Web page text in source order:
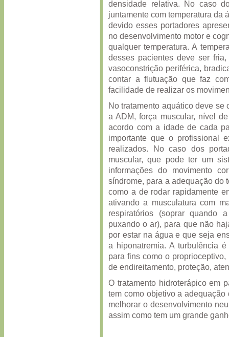
densidade relativa. No caso
juntamente com temperatura da
devido esses portadores
no desenvolvimento motor e
qualquer temperatura. A
desses pacientes deve ser
vasoconstrição periférica,
contar a flutuação que faz
facilidade de realizar os
No tratamento aquático deve
a ADM, força muscular, nível
acordo com a idade de cada
importante que o profissional
realizados. No caso dos
muscular, que pode ter um
informações do movimento
síndrome, para a adequação do
como a de rodar rapidamente
ativando a musculatura com
respiratórios (soprar quando
puxando o ar), para que não
por estar na água e que seja
a hiponatremia. A turbulência
para fins como o
de endireitamento, proteção,
O tratamento hidroterápico em
tem como objetivo a adequação
melhorar o desenvolvimento
assim como tem um grande